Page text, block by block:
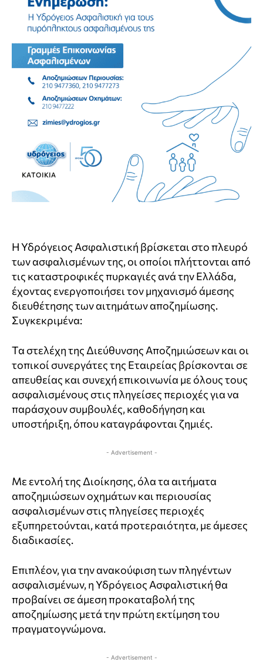
ΚΑΤΟΙΚΊΑ
Η Υδρόγειος Ασφαλιστική βρίσκεται στο πλευρό
των ασφαλισμένων της, οι οποίοι πλήττονται από
τις καταστροφικές πυρκαγιές ανά την Ελλάδα,
έχοντας ενεργοποιήσει τον μηχανισμό άμεσης
διευθέτησης των αιτημάτων αποζημίωσης.
Συγκεκριμένα:
Τα στελέχη της Διεύθυνσης Αποζημιώσεων και οι
τοπικοί συνεργάτες της Εταιρείας βρίσκονται σε
απευθείας και συνεχή επικοινωνία με όλους τους
ασφαλισμένους στις πληγείσες περιοχές για να
παράσχουν συμβουλές, καθοδήγηση και
υποστήριξη, όπου καταγράφονται ζημιές.
- Advertisement -
Με εντολή της Διοίκησης, όλα τα αιτήματα
αποζημιώσεων οχημάτων και περιουσίας
ασφαλισμένων στις πληγείσες περιοχές
εξυπηρετούνται, κατά προτεραιότητα, με άμεσες
διαδικασίες.
Επιπλέον, για την ανακούφιση των πληγέντων
ασφαλισμένων, η Υδρόγειος Ασφαλιστική θα
προβαίνει σε άμεση προκαταβολή της
αποζημίωσης μετά την πρώτη εκτίμηση του
πραγματογνώμονα.
- Advertisement -